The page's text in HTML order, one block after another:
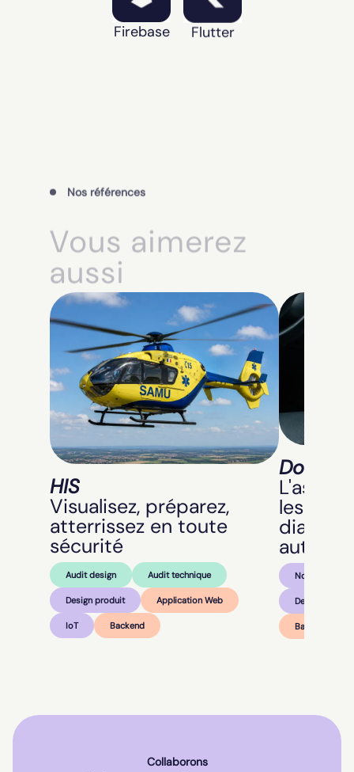
Firebase Flutter
Vous aimerez
aussi
Toutes nos références
HIS
Visualisez, préparez,
atterrissez en toute
sécurité
Audit design Audit technique
Design produit Application Web
IoT Backend
Docteur
les
Nos
Design produit
Backend
Collaborons